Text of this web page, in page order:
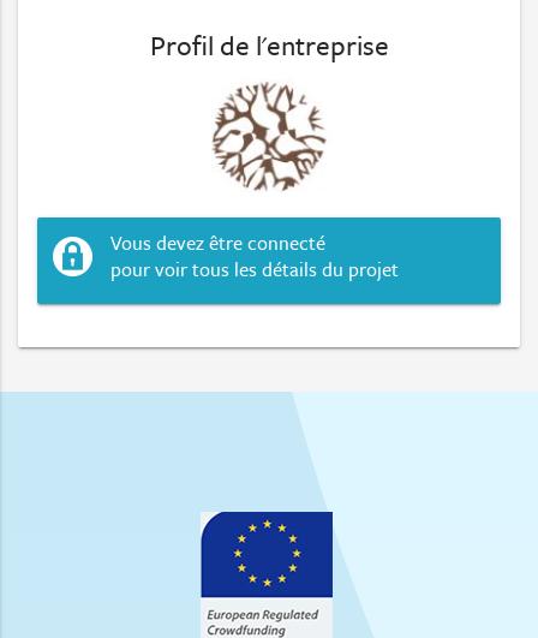
Profil de l'entreprise
Vous devez être connecté
pour voir tous les détails du projet